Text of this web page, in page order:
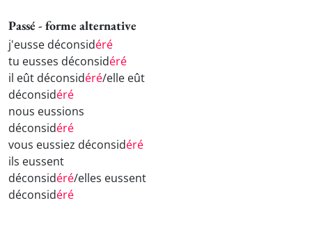
Passé - forme alternative
j'eusse déconsidéré
tu eusses déconsidéré
il eût déconsidéré/elle eût
déconsidéré
nous eussions
déconsidéré
vous eussiez déconsidéré
ils eussent
déconsidéré/elles eussent
déconsidéré